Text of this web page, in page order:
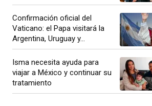
Confirmación oficial del
Vaticano: el Papa visitará la
Argentina, Uruguay y...
Isma necesita ayuda para
viajar a México y continuar su
tratamiento